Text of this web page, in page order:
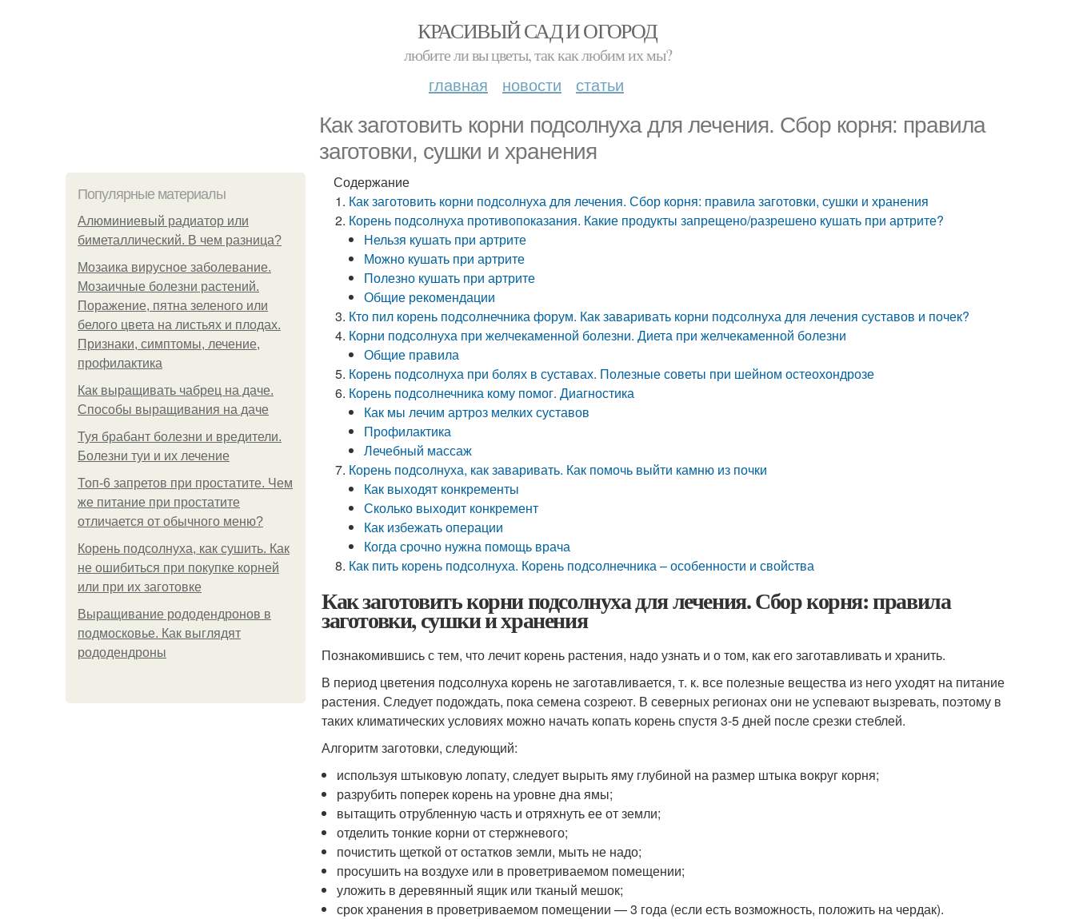
КРАСИВЫЙ САД И ОГОРОД
любите ли вы цветы, так как любим их мы?
главная новости статьи
Как заготовить корни подсолнуха для лечения. Сбор корня: правила
заготовки, сушки и хранения
Популярные материалы
Алюминиевый радиатор или
биметаллический. В чем разница?
Мозаика вирусное заболевание.
Мозаичные болезни растений.
Поражение, пятна зеленого или
белого цвета на листьях и плодах.
Признаки, симптомы, лечение,
профилактика
Как выращивать чабрец на даче.
Способы выращивания на даче
Туя брабант болезни и вредители.
Болезни туи и их лечение
Топ-6 запретов при простатите. Чем
же питание при простатите
отличается от обычного меню?
Корень подсолнуха, как сушить. Как
не ошибиться при покупке корней
или при их заготовке
Выращивание рододендронов в
подмосковье. Как выглядят
рододендроны
Содержание
Как заготовить корни подсолнуха для лечения. Сбор корня: правила заготовки, сушки и хранения
Корень подсолнуха противопоказания. Какие продукты запрещено/разрешено кушать при артрите?
Нельзя кушать при артрите
Можно кушать при артрите
Полезно кушать при артрите
Общие рекомендации
Кто пил корень подсолнечника форум. Как заваривать корни подсолнуха для лечения суставов и почек?
Корни подсолнуха при желчекаменной болезни. Диета при желчекаменной болезни
Общие правила
Корень подсолнуха при болях в суставах. Полезные советы при шейном остеохондрозе
Корень подсолнечника кому помог. Диагностика
Как мы лечим артроз мелких суставов
Профилактика
Лечебный массаж
Корень подсолнуха, как заваривать. Как помочь выйти камню из почки
Как выходят конкременты
Сколько выходит конкремент
Как избежать операции
Когда срочно нужна помощь врача
Как пить корень подсолнуха. Корень подсолнечника – особенности и свойства
Как заготовить корни подсолнуха для лечения. Сбор корня: правила
заготовки, сушки и хранения
Познакомившись с тем, что лечит корень растения, надо узнать и о том, как его заготавливать и хранить.
В период цветения подсолнуха корень не заготавливается, т. к. все полезные вещества из него уходят на питание
растения. Следует подождать, пока семена созреют. В северных регионах они не успевают вызревать, поэтому в
таких климатических условиях можно начать копать корень спустя 3-5 дней после срезки стеблей.
Алгоритм заготовки, следующий:
используя штыковую лопату, следует вырыть яму глубиной на размер штыка вокруг корня;
разрубить поперек корень на уровне дна ямы;
вытащить отрубленную часть и отряхнуть ее от земли;
отделить тонкие корни от стержневого;
почистить щеткой от остатков земли, мыть не надо;
просушить на воздухе или в проветриваемом помещении;
уложить в деревянный ящик или тканый мешок;
срок хранения в проветриваемом помещении — 3 года (если есть возможность, положить на чердак).